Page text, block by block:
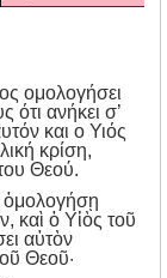
ομολογήσει
ανήκει σ’
και ο Υιός
κρίση,
Θεού.
ὁμολογήσῃ
ὁ Υἱὸς τοῦ
αὐτὸν
Θεοῦ·